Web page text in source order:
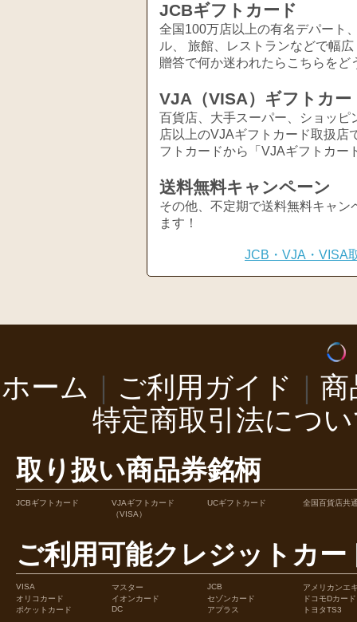
JCBギフトカード
全国100万店以上の有名デパート
ル、 旅館、レストランなどで幅
贈答で何か迷われたらこちらをど
VJA（VISA）ギフトカー
百貨店、大手スーパー、ショッ
店以上のVJAギフトカード取扱店
フトカードから「VJAギフトカー
送料無料キャンペーン
その他、不定期で送料無料キャ
ます！
JCB・VJA・VISA
ホーム ご利用ガイド
商
特定商取引法につ
取り扱い商品券銘柄
JCBギフトカード
VJAギフトカード
（VISA）
UCギフトカード 全国百貨店共
ご利用可能クレジットカー
VISA マスター JCB
アメリカンエ
オリコカード
イオンカード セゾンカード
ドコモDカード
ポケットカード
DC アプラス トヨタTS3